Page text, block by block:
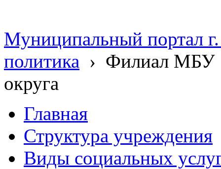
Муниципальный портал
политика › Филиал МБУ
округа
Главная
Структура учреждения
Виды социальных